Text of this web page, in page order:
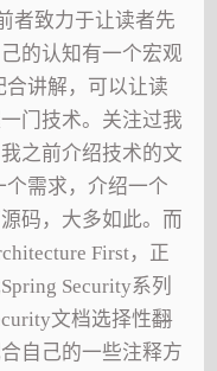
者致力于让读者先
的认知有一个宏观
合讲解，可以让读
门技术。关注过我
之前介绍技术的文
个需求，介绍一个
码，大多如此。而
First，正
Security系列
文档选择性翻
自己的一些注释方